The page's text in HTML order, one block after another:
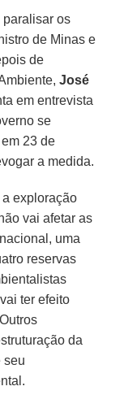
paralisar os
de Minas e
de
José
em entrevista
se
23 de
a medida.
exploração
vai afetar as
uma
reservas
ter efeito
da
seu